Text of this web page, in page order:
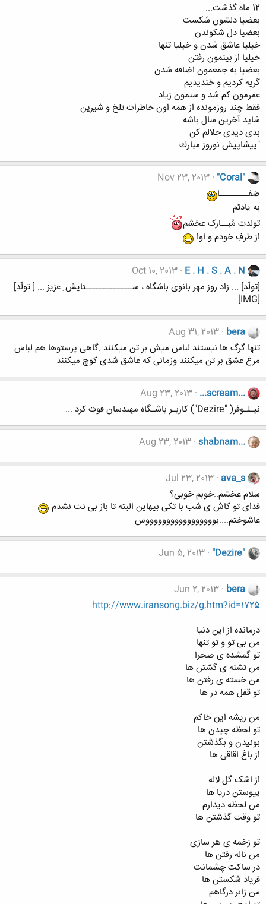
12 ماه گذشت...
بعضيا دلشون شكست
بعضيا دل شكوندن
خيليا عاشق شدن و خيليا تنها
خيليا از بينمون رفتن
بعضيا به جمعمون اضافه شدن
گريه كرديم و خنديديم
عمرمون كم شد و سنمون زياد
فقط چند روزمونده از همه اون خاطرات تلخ و شيرين
شايد آخرين سال باشه
بدی ديدی حلالم كن
"پيشاپيش نوروز مبارك
"Coral"
Nov 23, 2013
صَفــــــــا
به یادتم
تولدت مُبــارک عخشم
از طرفِ خودم و اوا
E . H . S . A . N
Oct 10, 2013
[تولّد] ... زاد روز مهر بانوی باشگاه ، ســـــــــــــتایش ِ عزیز ... [ تولّد]
[IMG]
bera
Aug 31, 2013
تنها گرگ ها نیستند لباس میش بر تن میکنند .گاهی پرستوها هم لباس
مرغ عشق بر تن میکنند وزمانی که عاشق شدی کوچ میکنند
...scream...
Aug 23, 2013
نیـلـوفر( "Dezire") کاربـر باشـگاه مهندسان فوت کرد ...
shabnam...
Aug 23, 2013
ava_s
Jul 23, 2013
سلام عخشم..خوبم خوبی؟
فدای تو کاش ی شب با تکی بیهاین البته تا باز بی نت نشدم
عاشوختم....بوووووووووووووووووس
"Dezire"
Jun 5, 2013
bera
Jun 2, 2013
http://www.iransong.biz/g.htm?id=1725
درمانده از این دنیا
من بی تو و تو تنها
تو گمشده ی صحرا
من تشنه ی گشتن ها
من خسته ی رفتن ها
تو قفل همه در ها
من ریشه این خاکم
تو لحظه چیدن ها
بوئیدن و بگذشتن
از باغ اقاقی ها
از اشک گل لاله
ییوستن دریا ها
من لحظه دیدارم
تو وقت گذشتن ها
تو زخمه ی هر سازی
من ناله رفتن ها
در ساکت چشمانت
فریاد شکستن ها
من زائر درگاهم